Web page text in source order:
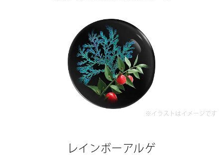
※イラストはイメージです
レインボーアルゲ